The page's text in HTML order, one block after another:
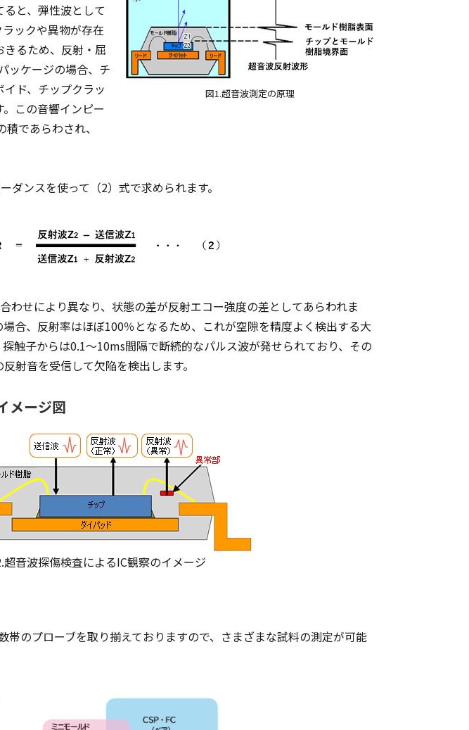
図1.超音波測定の原理
と、弾性波として
ックや異物が存在
るため、反射・屈
ッケージの場合、チ
ド、チップクラッ
この音響インピー
であらわされ、
ダンスを使って（2）式で求められます。
わせにより異なり、状態の差が反射エコー強度の差としてあらわれま
合、反射率はほぼ100％となるため、これが空隙を精度よく検出する大
触子からは0.1～10ms間隔で断続的なパルス波が発せられており、その
射音を受信して欠陥を検出します。
メージ図
超音波探傷検査によるIC観察のイメージ
帯のプローブを取り揃えておりますので、さまざまな試料の測定が可能